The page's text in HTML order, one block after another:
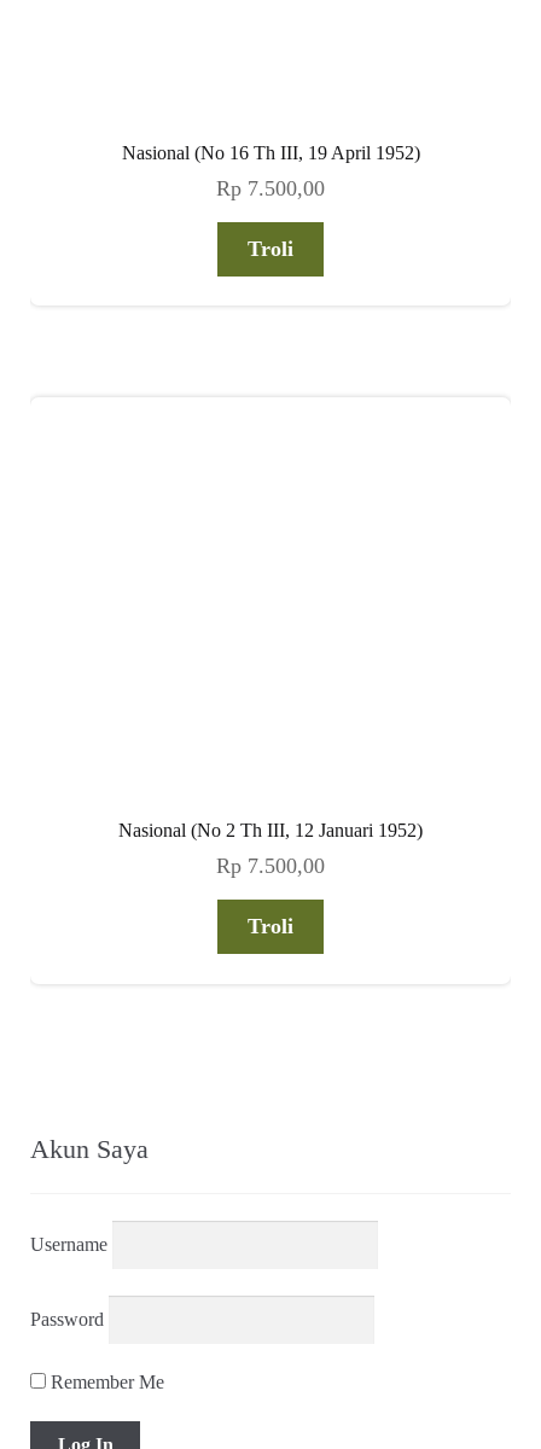
Nasional (No 16 Th III, 19 April 1952)
Rp 7.500,00
Troli
Nasional (No 2 Th III, 12 Januari 1952)
Rp 7.500,00
Troli
Akun Saya
Username
Password
Remember Me